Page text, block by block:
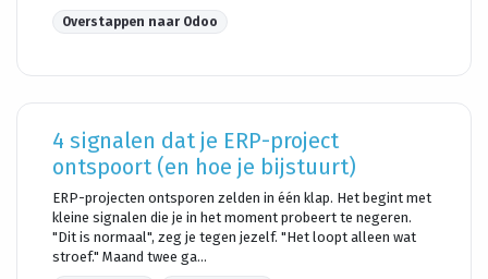
Overstappen naar Odoo
4 signalen dat je ERP-project
ontspoort (en hoe je bijstuurt)
ERP-projecten ontsporen zelden in één klap. Het begint met
kleine signalen die je in het moment probeert te negeren.
"Dit is normaal", zeg je tegen jezelf. "Het loopt alleen wat
stroef." Maand twee ga...